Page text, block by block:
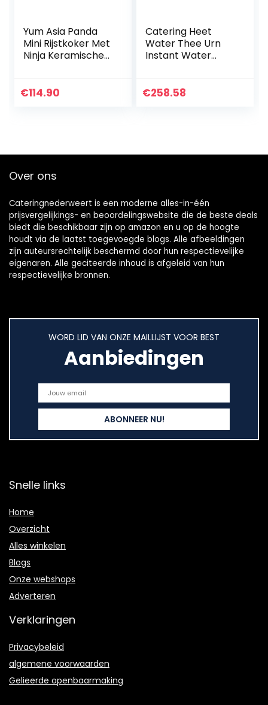
Yum Asia Panda
Mini Rijstkoker Met
Ninja Keramische
kop, 0,63 liter) 4…
€114.90
Catering Heet
Water Thee Urn
Instant Water
ng 30-110 °C, Extra
€258.58
Over ons
Cateringnederweert is een moderne alles-in-één
prijsvergelijkings- en beoordelingswebsite die de beste deals
biedt die beschikbaar zijn op amazon en u op de hoogte
houdt via de laatst toegevoegde blogs. Alle afbeeldingen
zijn auteursrechtelijk beschermd door hun respectievelijke
eigenaren. Alle geciteerde inhoud is afgeleid van hun
respectievelijke bronnen.
WORD LID VAN ONZE MAILLIJST VOOR BEST
Aanbiedingen
Snelle links
Home
Overzicht
Alles winkelen
Blogs
Onze webshops
Adverteren
Verklaringen
Privacybeleid
algemene voorwaarden
Gelieerde openbaarmaking